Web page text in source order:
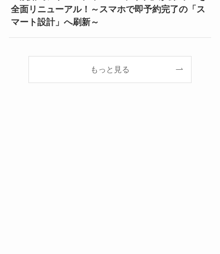
全面リニューアル！～スマホで即予約完了の「ス
マート設計」へ刷新～
もっと見る